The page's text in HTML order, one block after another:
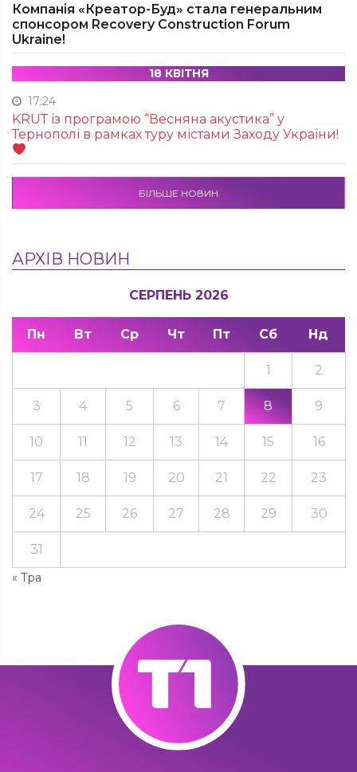
Компанія «Креатор-Буд» стала генеральним
спонсором Recovery Construction Forum
Ukraine!
18 КВІТНЯ
17:24
KRUТ із програмою “Весняна акустика” у
Тернополі в рамках туру містами Заходу України!
БІЛЬШЕ НОВИН
АРХІВ НОВИН
СЕРПЕНЬ 2026
Пн Вт Ср Чт Пт Сб Нд
« Тра
1 2
3 4 5 6 7 8 9
10 11 12 13 14 15 16
17 18 19 20 21 22 23
24 25 26 27 28 29 30
31